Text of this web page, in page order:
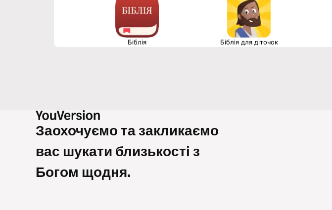
Біблія Біблія для діточок
Заохочуємо та закликаємо
вас шукати близькості з
Богом щодня.